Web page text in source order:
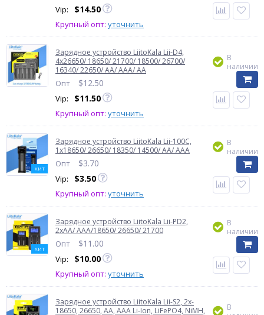
Vip: $14.50
Крупный опт: уточнить
Зарядное устройство LiitoKala Lii-D4,
4x26650/ 18650/ 21700/ 18500/ 26700/
16340/ 22650/ AA/ AAA/ AA
Опт $12.50
Vip: $11.50
Крупный опт: уточнить
В
наличии
ХИТ
Зарядное устройство LiitoKala Lii-100C,
1x18650/ 26650/ 18350/ 14500/ AA/ AAA
Опт $3.70
Vip: $3.50
Крупный опт: уточнить
В
наличии
ХИТ
Зарядное устройство LiitoKala Lii-PD2,
2xАА/ ААА/18650/ 26650/ 21700
Опт $11.00
Vip: $10.00
Крупный опт: уточнить
В
наличии
Зарядное устройство LiitoKala Lii-S2, 2x-
18650, 26650, АА, ААА Li-Ion, LiFePO4, NiMH,
В